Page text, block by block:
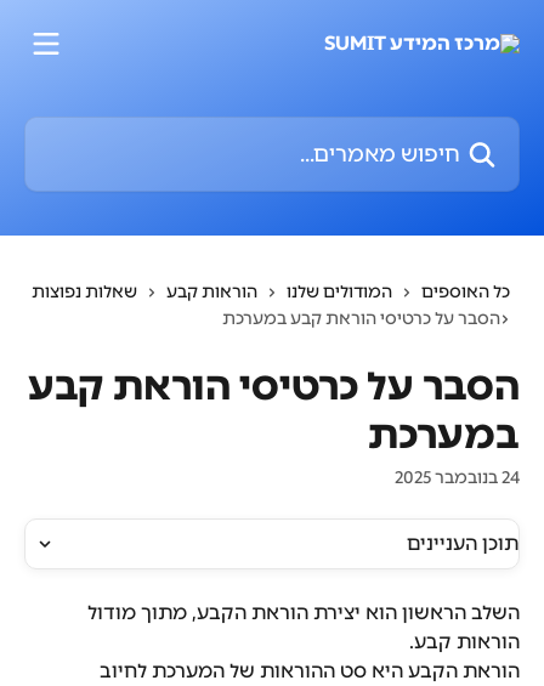
חיפוש מאמרים...
כל האוספים המודולים שלנו הוראות קבע
שאלות נפוצות
הסבר על כרטיסי הוראת קבע במערכת
הסבר על כרטיסי הוראת קבע
במערכת
24 בנובמבר 2025
תוכן העניינים
השלב הראשון הוא יצירת הוראת הקבע, מתוך מודול
הוראות קבע.
הוראת הקבע היא סט ההוראות של המערכת לחיוב